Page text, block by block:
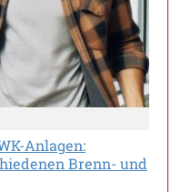
Anlagen:
Brenn- und